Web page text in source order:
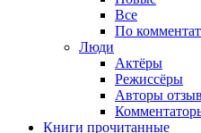
Все
По
Люди
Актёры
Режиссёры
Авторы
Книги прочитанные